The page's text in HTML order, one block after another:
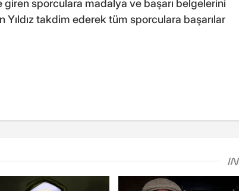
sporculara madalya ve başarı belgelerini
Yıldız takdim ederek tüm sporculara başarılar